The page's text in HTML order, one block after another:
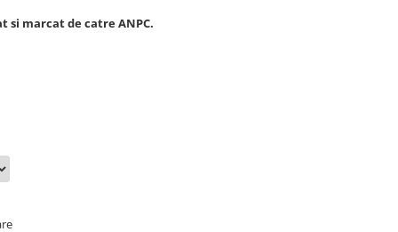
si marcat de catre ANPC.